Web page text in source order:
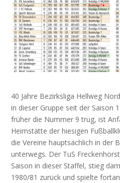
40 Jahre Bezirksliga Hellweg
in dieser Gruppe seit der Saison
früher die Nummer 9 trug, ist
Heimstätte der hiesigen
die Vereine hauptsächlich in der
unterwegs. Der TuS
Saison in dieser Staffel, stieg
1980/81 zurück und spielte